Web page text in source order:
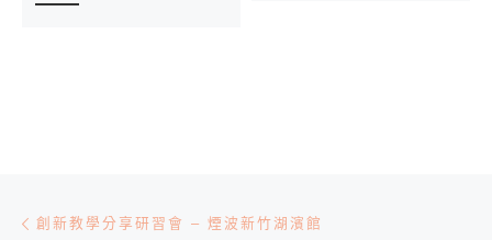
文章導航
創新教學分享研習會 – 煙波新竹湖濱館